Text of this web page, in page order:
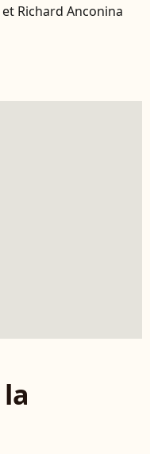
Richard Anconina